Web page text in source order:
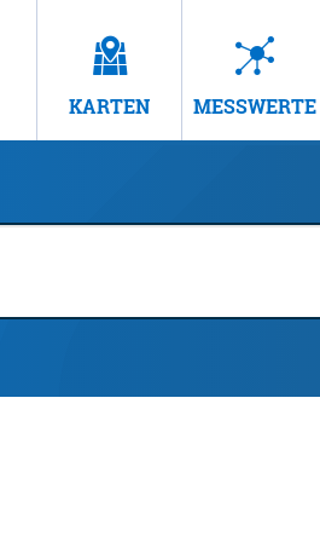
KARTEN MESSWERTE